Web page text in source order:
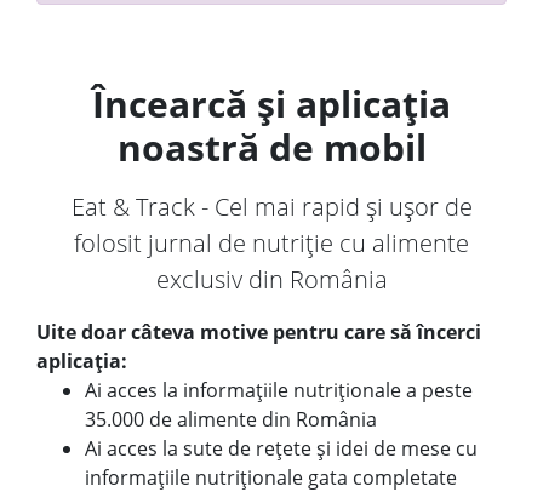
Încearcă și aplicația
noastră de mobil
Eat & Track - Cel mai rapid și ușor de
folosit jurnal de nutriție cu alimente
exclusiv din România
Uite doar câteva motive pentru care să încerci
aplicația:
Ai acces la informațiile nutriționale a peste
35.000 de alimente din România
Ai acces la sute de rețete și idei de mese cu
informațiile nutriționale gata completate